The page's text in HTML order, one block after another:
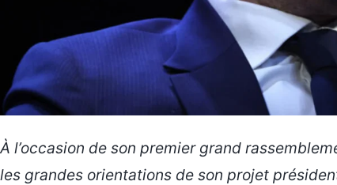
À l’occasion de son premier grand
les grandes orientations de son projet